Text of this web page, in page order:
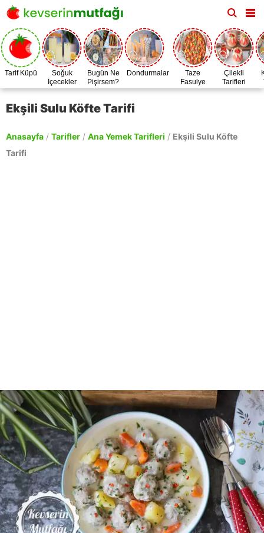
Tarif Küpü
Soğuk
İçecekler
Bugün Ne
Pişirsem?
Dondurmalar
Taze
Fasulye
Zamanı
Çilekli
Tarifleri
Ekşili Sulu Köfte Tarifi
Anasayfa / Tarifler / Ana Yemek Tarifleri / Ekşili Sulu Köfte
Tarifi